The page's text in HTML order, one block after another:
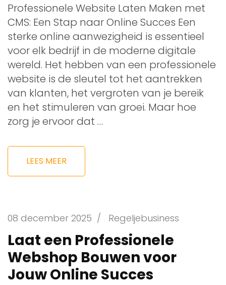
Professionele Website Laten Maken met
CMS: Een Stap naar Online Succes Een
sterke online aanwezigheid is essentieel
voor elk bedrijf in de moderne digitale
wereld. Het hebben van een professionele
website is de sleutel tot het aantrekken
van klanten, het vergroten van je bereik
en het stimuleren van groei. Maar hoe
zorg je ervoor dat …
LEES MEER
08 december 2025 / Regeljebusiness
Laat een Professionele
Webshop Bouwen voor
Jouw Online Succes